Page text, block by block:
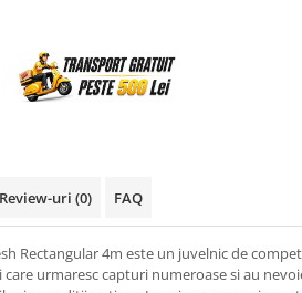
Review-uri (0) FAQ
Rectangular 4m este un juvelnic de
care urmaresc capturi numeroase si au